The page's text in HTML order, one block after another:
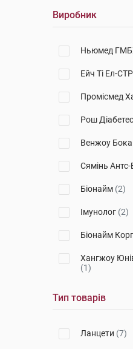
Виробник
Ньюмед
Ейч Ті Ел-
Промісмед
Рош
Венжоу
Сямінь
Біонайм (2)
Імунолог (2)
Біонайм
Хангжоу
(1)
Асцензія
Тип товарів
Ланцети (7)